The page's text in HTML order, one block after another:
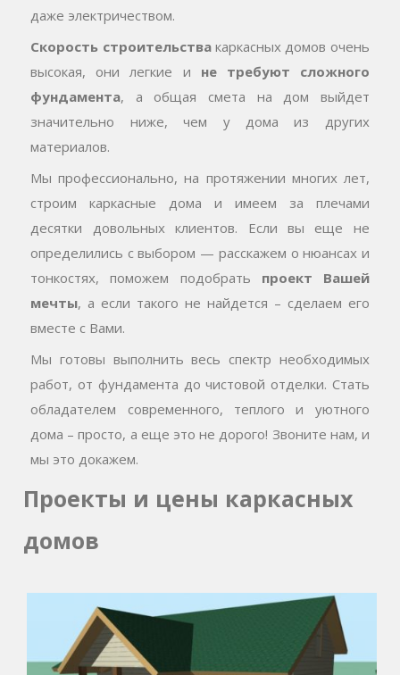
даже электричеством.
Скорость строительствакаркасных домов очень
высокая, они легкие и не требуют сложного
фундамента, а общая смета на дом выйдет
значительно ниже, чем у дома из других
материалов.
Мы профессионально, на протяжении многих лет,
строим каркасные дома и имеем за плечами
десятки довольных клиентов. Если вы еще не
определились с выбором — расскажем о нюансах и
тонкостях, поможем подобрать проект Вашей
мечты, а если такого не найдется – сделаем его
вместе с Вами.
Мы готовы выполнить весь спектр необходимых
работ, от фундамента до чистовой отделки. Стать
обладателем современного, теплого и уютного
дома – просто, а еще это не дорого! Звоните нам, и
мы это докажем.
Проекты и цены каркасных
домов